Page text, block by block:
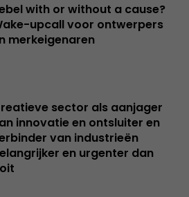
with or without a cause?
upcall voor ontwerpers
merkeigenaren
sector als aanjager
innovatie en ontsluiter en
van industrieën
en urgenter dan